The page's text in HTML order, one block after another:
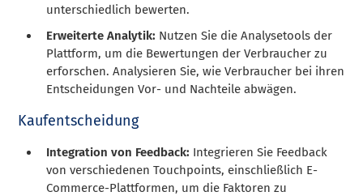
unterschiedlich bewerten.
Erweiterte Analytik: Nutzen Sie die Analysetools der
Plattform, um die Bewertungen der Verbraucher zu
erforschen. Analysieren Sie, wie Verbraucher bei ihren
Entscheidungen Vor- und Nachteile abwägen.
Kaufentscheidung
Integration von Feedback: Integrieren Sie Feedback
von verschiedenen Touchpoints, einschließlich E-
Commerce-Plattformen, um die Faktoren zu